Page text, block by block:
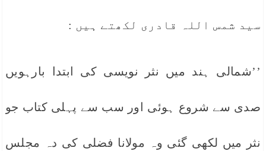
سید شمس اللہ قادری لکھتے ہیں :
’’شمالی ہند میں نثر نویسی کی ابتدا بارہویں
صدی سے شروع ہوئی اور سب سے پہلی کتاب جو
نثر میں لکھی گئی وہ مولانا فضلی کی دہ مجلس